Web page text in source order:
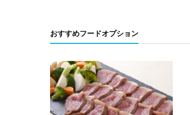
おすすめフードオプション